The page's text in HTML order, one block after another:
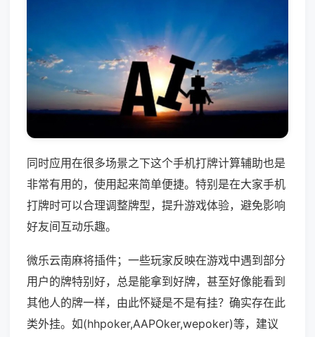
同时应用在很多场景之下这个手机打牌计算辅助也是
非常有用的，使用起来简单便捷。特别是在大家手机
打牌时可以合理调整牌型，提升游戏体验，避免影响
好友间互动乐趣。
微乐云南麻将插件；一些玩家反映在游戏中遇到部分
用户的牌特别好，总是能拿到好牌，甚至好像能看到
其他人的牌一样，由此怀疑是不是有挂？确实存在此
类外挂。如(hhpoker,AAPOker,wepoker)等，建议